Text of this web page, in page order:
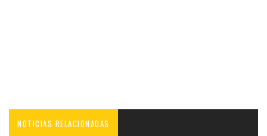
NOTICIAS RELACIONADAS